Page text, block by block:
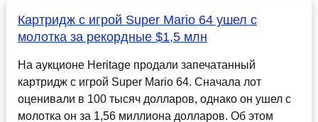
Картридж с игрой Super Mario 64 ушел с
молотка за рекордные $1,5 млн
На аукционе Heritage продали запечатанный
картридж с игрой Super Mario 64. Сначала лот
оценивали в 100 тысяч долларов, однако он ушел с
молотка он за 1,56 миллиона долларов. Об этом